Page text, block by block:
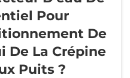
Pour
De
De La Crépine
Puits ?